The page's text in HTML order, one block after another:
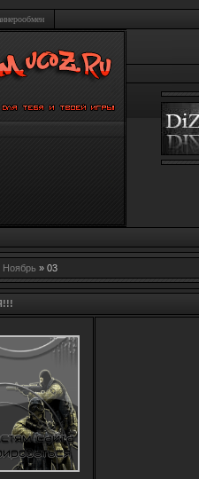
Ноябрь » 03